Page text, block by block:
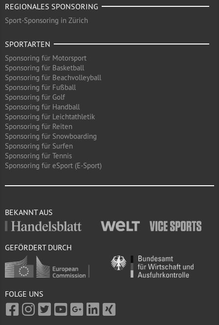
REGIONALES SPONSORING
Sport-Sponsoring in Zürich
SPORTARTEN
Sponsoring für Motorsport
Sponsoring für Basketball
Sponsoring für Beachvolleyball
Sponsoring für Fußball
Sponsoring für Golf
Sponsoring für Handball
Sponsoring für Leichtathletik
Sponsoring für Reiten
Sponsoring für Snowboarding
Sponsoring für Surfen
Sponsoring für Tennis
Sponsoring für eSport (E-Sport)
BEKANNT AUS
GEFÖRDERT DURCH
FOLGE UNS